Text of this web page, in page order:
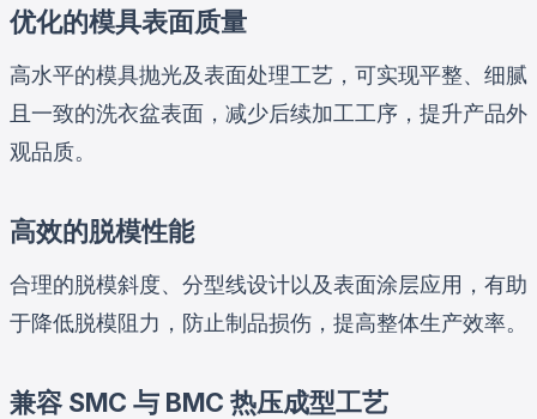
优化的模具表面质量
高水平的模具抛光及表面处理工艺，可实现平整、细腻
且一致的洗衣盆表面，减少后续加工工序，提升产品外
观品质。
高效的脱模性能
合理的脱模斜度、分型线设计以及表面涂层应用，有助
于降低脱模阻力，防止制品损伤，提高整体生产效率。
兼容 SMC 与 BMC 热压成型工艺